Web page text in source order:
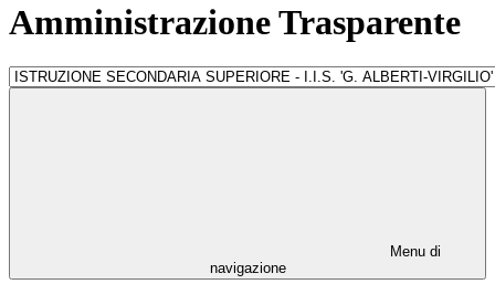
Amministrazione Trasparente
Menu di
navigazione